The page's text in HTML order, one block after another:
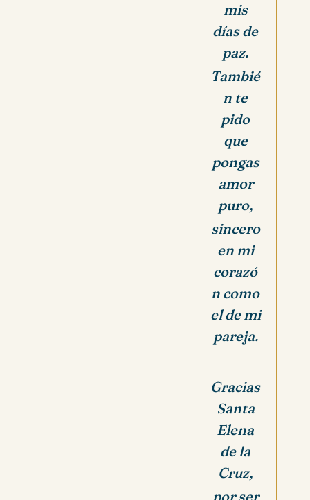
mis
días de
paz.
Tambié
n te
pido
que
pongas
amor
puro,
sincero
en mi
corazó
n como
el de mi
pareja.
Gracias
Santa
Elena
de la
Cruz,
por ser